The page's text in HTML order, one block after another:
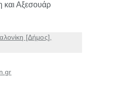
και Αξεσουάρ
[Δήμος],